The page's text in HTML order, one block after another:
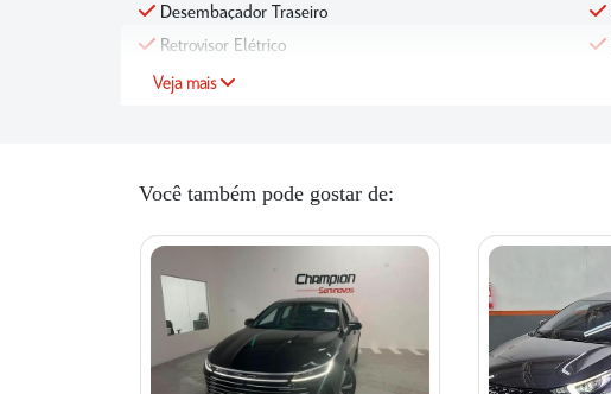
Desembaçador Traseiro
Retrovisor Elétrico
Veja mais
Você também pode gostar de: